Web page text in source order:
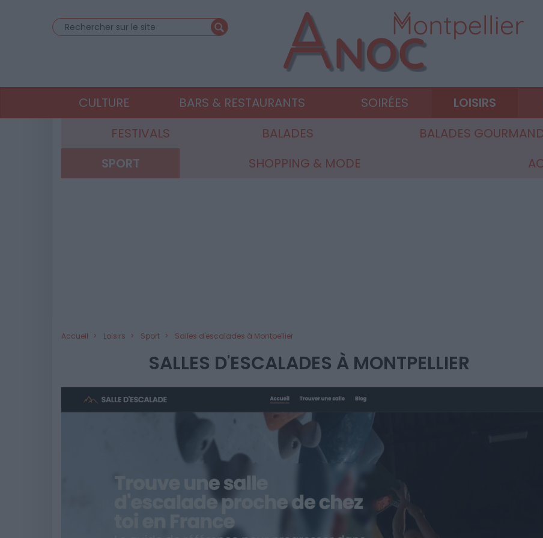
CULTURE BARS & RESTAURANTS SOIRÉES LOISIRS
FESTIVALS
BALADES BALADES
SPORT
SHOPPING & MODE
Accueil Loisirs Sport Salles d'escalades à Montpellier
SALLES D'ESCALADES À MONTPELLIER